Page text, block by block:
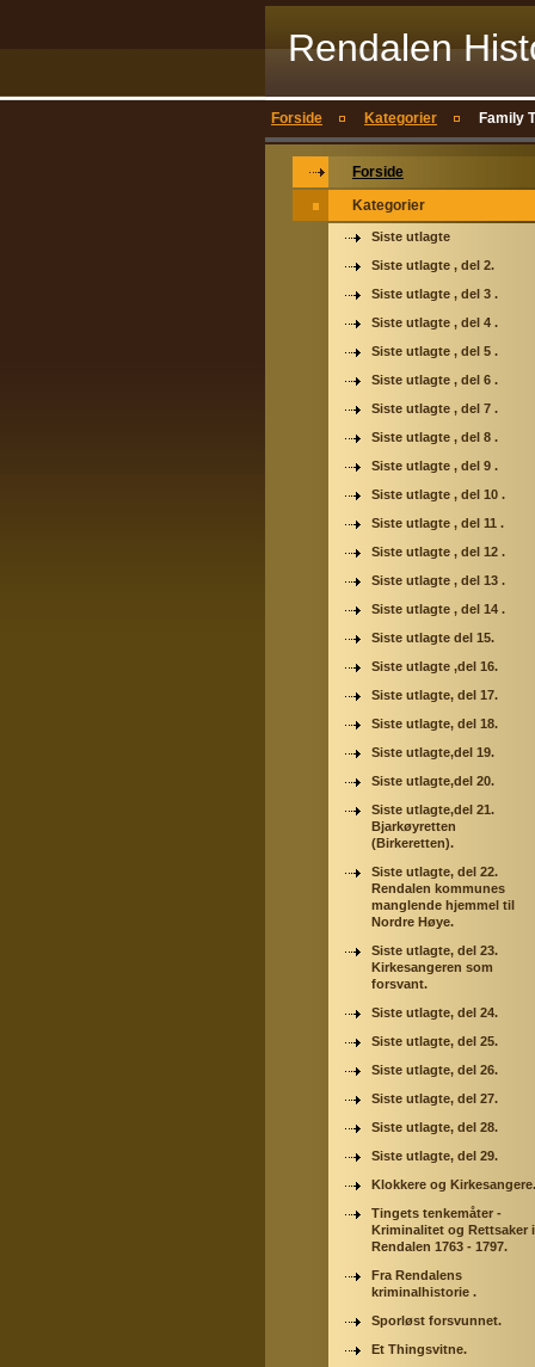
Rendalen
Forside Kategorier Family
Forside
Kategorier
Siste utlagte
Siste utlagte , del 2.
Siste utlagte , del 3 .
Siste utlagte , del 4 .
Siste utlagte , del 5 .
Siste utlagte , del 6 .
Siste utlagte , del 7 .
Siste utlagte , del 8 .
Siste utlagte , del 9 .
Siste utlagte , del 10 .
Siste utlagte , del 11 .
Siste utlagte , del 12 .
Siste utlagte , del 13 .
Siste utlagte , del 14 .
Siste utlagte del 15.
Siste utlagte ,del 16.
Siste utlagte, del 17.
Siste utlagte, del 18.
Siste utlagte,del 19.
Siste utlagte,del 20.
Siste utlagte,del 21.
Bjarkøyretten
(Birkeretten).
Siste utlagte, del 22.
Rendalen kommunes
manglende hjemmel til
Nordre Høye.
Siste utlagte, del 23.
Kirkesangeren som
forsvant.
Siste utlagte, del 24.
Siste utlagte, del 25.
Siste utlagte, del 26.
Siste utlagte, del 27.
Siste utlagte, del 28.
Siste utlagte, del 29.
Klokkere og Kirkesangere.
Tingets tenkemåter -
Kriminalitet og Rettsaker i
Rendalen 1763 - 1797.
Fra Rendalens
kriminalhistorie .
Sporløst forsvunnet.
Et Thingsvitne.